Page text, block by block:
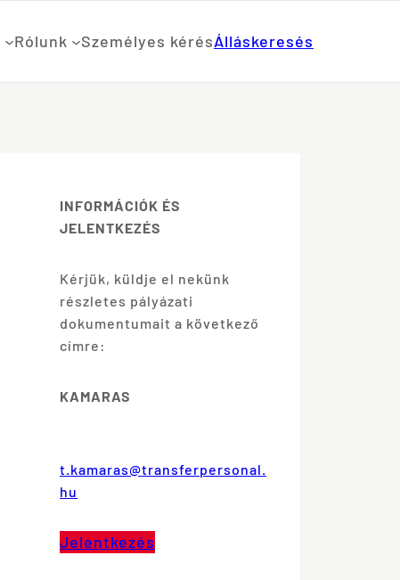
Rólunk Személyes kérésÁlláskeresés
INFORMÁCIÓK ÉS
JELENTKEZÉS
Kérjük, küldje el nekünk
részletes pályázati
dokumentumait a következő
címre:
KAMARAS
t.kamaras@transferpersonal.
hu
Jelentkezés